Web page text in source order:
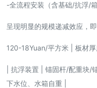
-全流程安装（含基础/抗浮/
呈现明显的规模递减效应，
120-18Yuan/平方米 | 板材厚
| 抗浮装置 | 锚固杆/配重块
下水位、水箱自重 |